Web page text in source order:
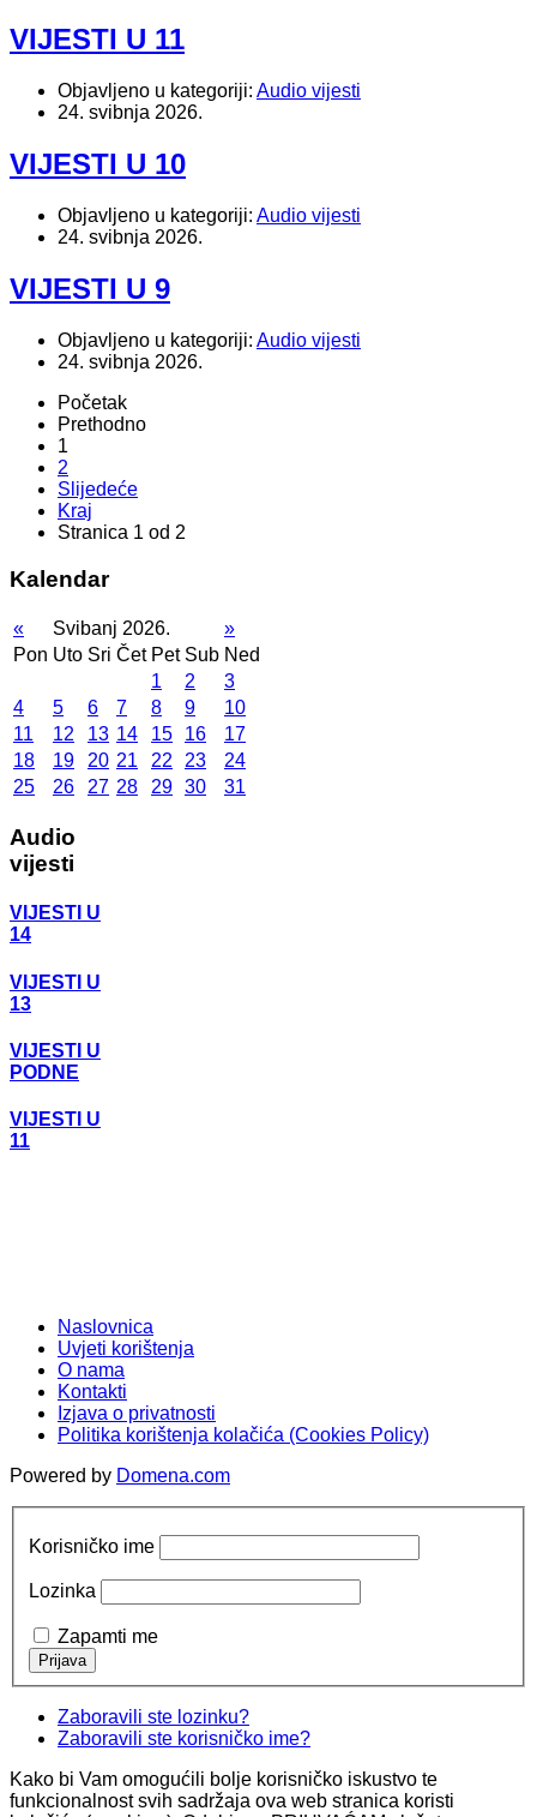
VIJESTI U 11
Objavljeno u kategoriji: Audio vijesti
24. svibnja 2026.
VIJESTI U 10
Objavljeno u kategoriji: Audio vijesti
24. svibnja 2026.
VIJESTI U 9
Objavljeno u kategoriji: Audio vijesti
24. svibnja 2026.
Početak
Prethodno
1
2
Slijedeće
Kraj
Stranica 1 od 2
Kalendar
« Svibanj 2026.
»
Pon Uto Sri Čet Pet Sub Ned
1
2
3
4
5 6 7 8 9
10
11
12 13 14 15 16
17
18
19 20 21 22 23
24
25
26 27 28 29 30 31
Audio
vijesti
VIJESTI U
14
VIJESTI U
13
VIJESTI U
PODNE
VIJESTI U
11
Naslovnica
Uvjeti korištenja
O nama
Kontakti
Izjava o privatnosti
Politika korištenja kolačića (Cookies Policy)
Powered by Domena.com
Korisničko ime
Lozinka
Zapamti me
Zaboravili ste lozinku?
Zaboravili ste korisničko ime?
Kako bi Vam omogućili bolje korisničko iskustvo te
funkcionalnost svih sadržaja ova web stranica koristi